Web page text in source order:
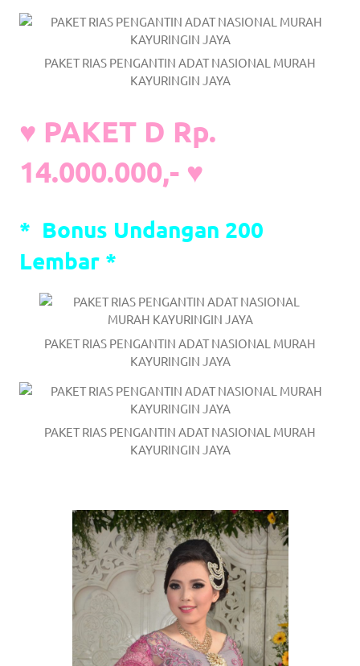
PAKET RIAS PENGANTIN ADAT NASIONAL MURAH
KAYURINGIN JAYA
♥ PAKET D Rp.
14.000.000,- ♥
* Bonus Undangan 200
Lembar *
PAKET RIAS PENGANTIN ADAT NASIONAL MURAH
KAYURINGIN JAYA
PAKET RIAS PENGANTIN ADAT NASIONAL MURAH
KAYURINGIN JAYA